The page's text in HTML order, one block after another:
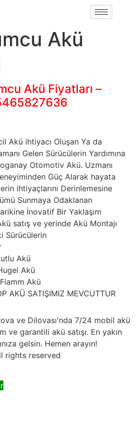
Akü
Akü Fiyatları –
Akü ihtiyacı Oluşan Ya da
Gelen Sürücülerin Yardımına
Otomotiv Akü. Uzmanı
Güç Alarak hayata
ihtiyaçlarını Derinlemesine
Sunmaya Odaklanan
İnovatif Bir Yaklaşım
satış ve yerinde Akü Montajı
Sürücülerin
Akü
Akü
Akü
AKÜ SATIŞIMIZ MEVCUTTUR
ve Dilovası'nda 7/24 mobil akü
ve garantili akü satışı. En yakın
gelsin. Hemen arayın!
rights reserved